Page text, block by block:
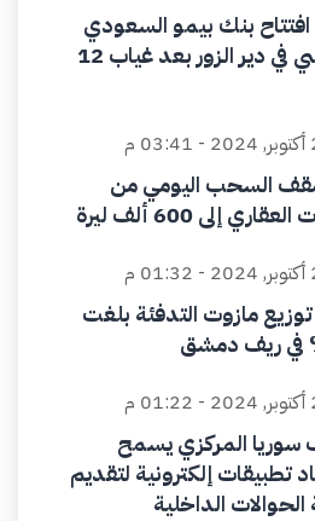
افتتاح بنك بيمو السعودي
الفرنسي في دير الزور بعد غياب 12
م
السحب اليومي من
إلى 600 ألف ليرة
م
مازوت التدفئة بلغت
م
المركزي يسمح
تطبيقات إلكترونية لتقديم
الداخلية